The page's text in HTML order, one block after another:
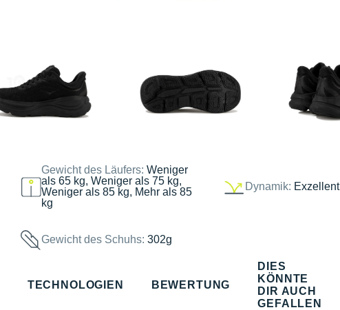
Gewicht des Läufers:Weniger
als 65 kg, Weniger als 75 kg,
Weniger als 85 kg, Mehr als 85
kg
Dynamik: Exzellent
Gewicht des Schuhs:302g
TECHNOLOGIEN BEWERTUNG
DIES
KÖNNTE
DIR AUCH
GEFALLEN